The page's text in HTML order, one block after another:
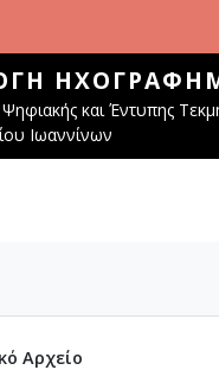
και Έντυπης
Ιωαννίνων
Αρχείο